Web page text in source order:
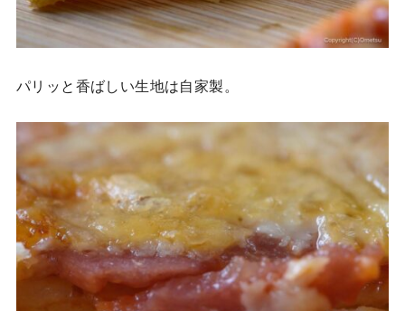
パリッと香ばしい生地は自家製。